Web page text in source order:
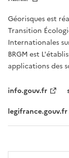
Géorisques est
Transition
Internationales
BRGM est
applications des
info.gouv.fr
legifrance.gouv.fr